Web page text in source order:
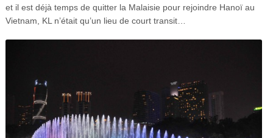
et il est déjà temps de quitter la Malaisie pour rejoindre Hanoï au
Vietnam, KL n’était qu’un lieu de court transit…